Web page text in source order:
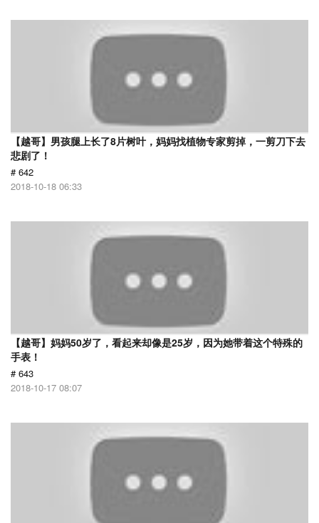
【越哥】男孩腿上长了8片树叶，妈妈找植物专家剪掉，一剪刀下去
悲剧了！
# 642
2018-10-18 06:33
【越哥】妈妈50岁了，看起来却像是25岁，因为她带着这个特殊的
手表！
# 643
2018-10-17 08:07